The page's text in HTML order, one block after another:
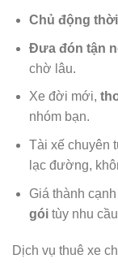
Chủ động
Đưa đón tận
chờ lâu.
Xe đời mới,
nhóm bạn.
Tài xế chuyên
lạc đường,
Giá thành
góitùy nhu
Dịch vụ thuê xe